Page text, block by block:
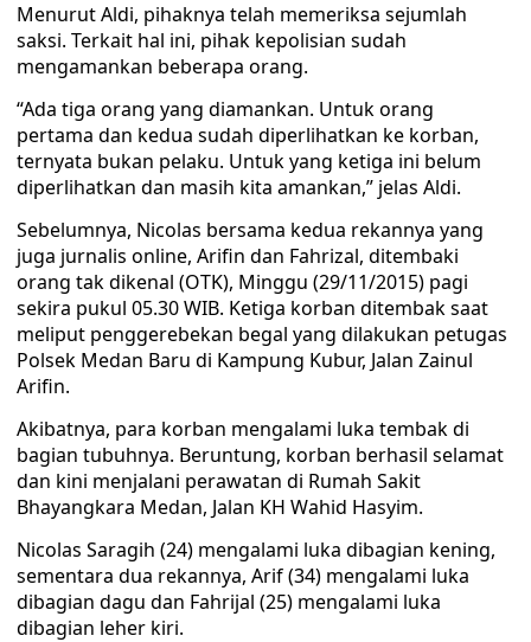
Menurut Aldi, pihaknya telah memeriksa sejumlah
saksi. Terkait hal ini, pihak kepolisian sudah
mengamankan beberapa orang.
“Ada tiga orang yang diamankan. Untuk orang
pertama dan kedua sudah diperlihatkan ke korban,
ternyata bukan pelaku. Untuk yang ketiga ini belum
diperlihatkan dan masih kita amankan,” jelas Aldi.
Sebelumnya, Nicolas bersama kedua rekannya yang
juga jurnalis online, Arifin dan Fahrizal, ditembaki
orang tak dikenal (OTK), Minggu (29/11/2015) pagi
sekira pukul 05.30 WIB. Ketiga korban ditembak saat
meliput penggerebekan begal yang dilakukan petugas
Polsek Medan Baru di Kampung Kubur, Jalan Zainul
Arifin.
Akibatnya, para korban mengalami luka tembak di
bagian tubuhnya. Beruntung, korban berhasil selamat
dan kini menjalani perawatan di Rumah Sakit
Bhayangkara Medan, Jalan KH Wahid Hasyim.
Nicolas Saragih (24) mengalami luka dibagian kening,
sementara dua rekannya, Arif (34) mengalami luka
dibagian dagu dan Fahrijal (25) mengalami luka
dibagian leher kiri.